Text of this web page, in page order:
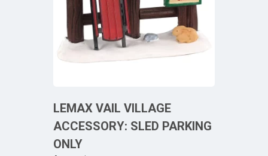
LEMAX VAIL VILLAGE
ACCESSORY: SLED PARKING
ONLY